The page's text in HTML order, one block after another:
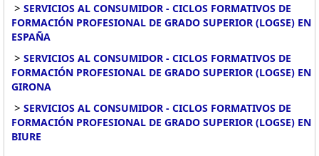
> SERVICIOS AL CONSUMIDOR - CICLOS FORMATIVOS DE
FORMACIÓN PROFESIONAL DE GRADO SUPERIOR (LOGSE) EN
ESPAÑA
> SERVICIOS AL CONSUMIDOR - CICLOS FORMATIVOS DE
FORMACIÓN PROFESIONAL DE GRADO SUPERIOR (LOGSE) EN
GIRONA
> SERVICIOS AL CONSUMIDOR - CICLOS FORMATIVOS DE
FORMACIÓN PROFESIONAL DE GRADO SUPERIOR (LOGSE) EN
BIURE